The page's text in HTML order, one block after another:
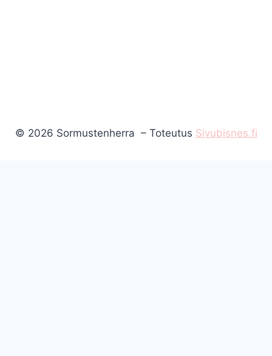
© 2026 Sormustenherra – Toteutus Sivubisnes.fi